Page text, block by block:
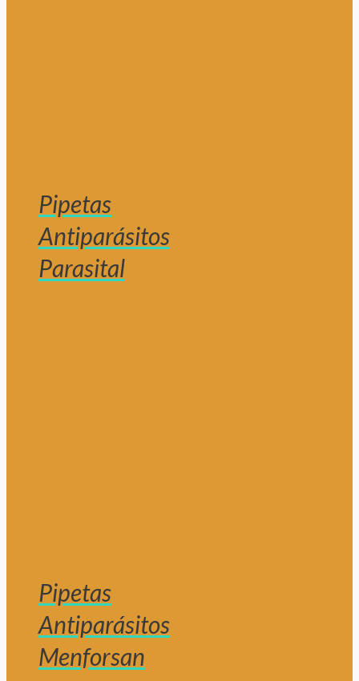
Pipetas
Antiparásitos
Parasital
Pipetas
Antiparásitos
Menforsan